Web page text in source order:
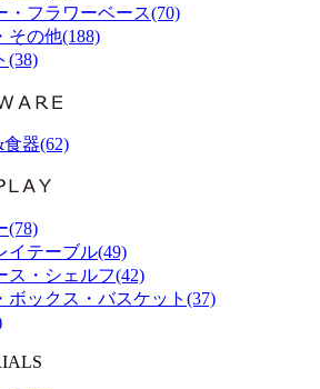
・フラワーベース(70)
その他(188)
(38)
器(62)
(78)
イテーブル(49)
ス・シェルフ(42)
ボックス・バスケット(37)